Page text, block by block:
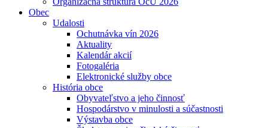
Obec
Udalosti
Ochutnávka vín 2026
Aktuality
Kalendár akcií
Fotogaléria
Elektronické služby obce
História obce
Obyvateľstvo a jeho činnosť
Hospodárstvo v minulosti a súčastnosti
Výstavba obce